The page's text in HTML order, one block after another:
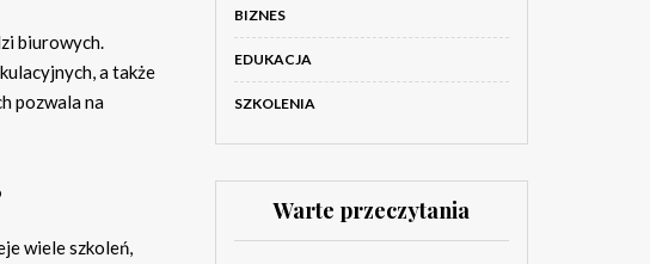
biurowych.
a także
pozwala na
wiele szkoleń,
BIZNES
EDUKACJA
SZKOLENIA
Warte przeczytania